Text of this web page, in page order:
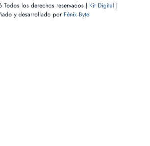
Todos los derechos reservados | Kit Digital |
y desarrollado por Fénix Byte